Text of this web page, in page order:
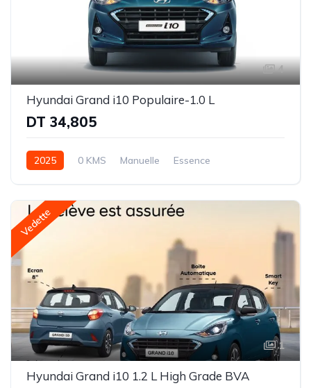
4
Hyundai Grand i10 Populaire-1.0 L
DT 34,805
2025 0 KMS Manuelle
Essence
Vedette
1
Hyundai Grand i10 1.2 L High Grade BVA